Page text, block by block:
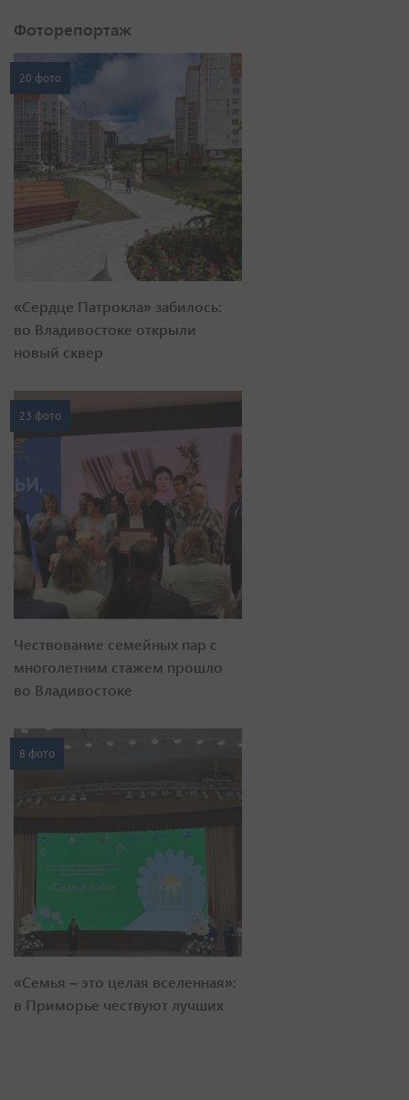
Фоторепортаж
20 фото
«Сердце Патрокла» забилось:
во Владивостоке открыли
новый сквер
23 фото
Чествование семейных пар с
многолетним стажем прошло
во Владивостоке
8 фото
«Семья – это целая вселенная»:
в Приморье чествуют лучших